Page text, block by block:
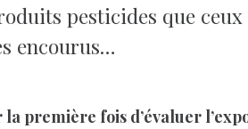
pesticides que
encourus…
première fois d’évaluer